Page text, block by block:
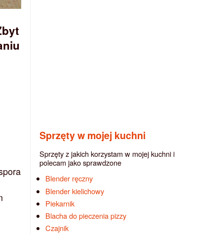
Sprzęty w mojej kuchni
Sprzęty z jakich korzystam w mojej kuchni i
polecam jako sprawdzone
Blender ręczny
Blender kielichowy
Piekarnik
Blacha do pieczenia pizzy
Czajnik